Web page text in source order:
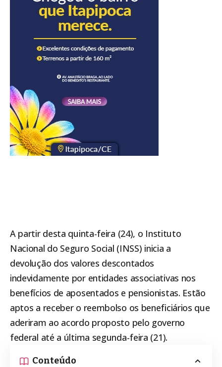
A partir desta quinta-feira (24), o Instituto
Nacional do Seguro Social (INSS) inicia a
devolução dos valores descontados
indevidamente por entidades associativas nos
benefícios de aposentados e pensionistas. Estão
aptos a receber o reembolso os beneficiários que
aderiram ao acordo proposto pelo governo
federal até a última segunda-feira (21).
Conteúdo